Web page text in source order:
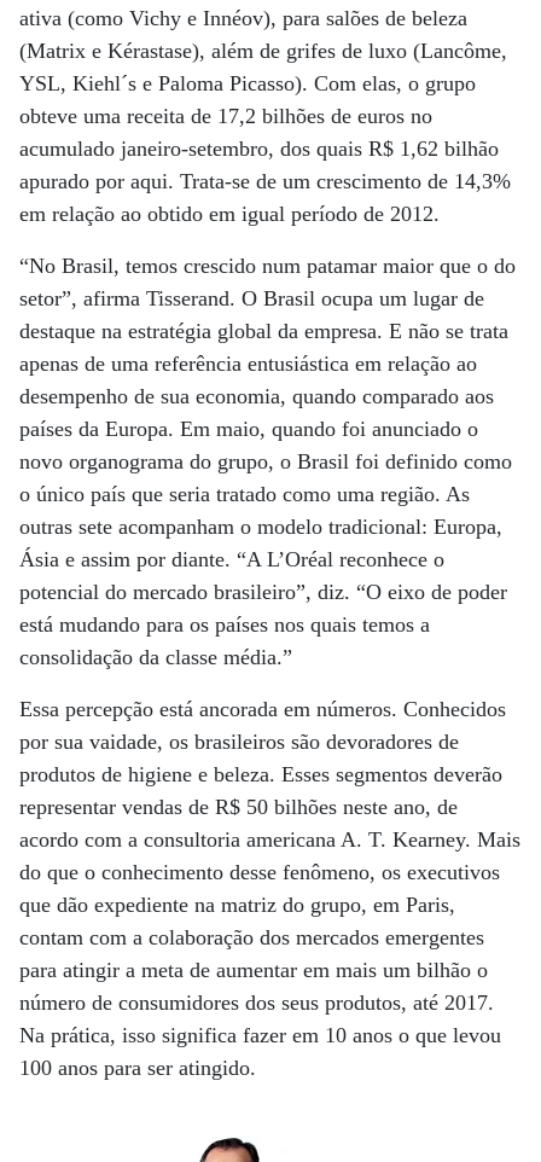
ativa (como Vichy e Innéov), para salões de beleza
(Matrix e Kérastase), além de grifes de luxo (Lancôme,
YSL, Kiehl´s e Paloma Picasso). Com elas, o grupo
obteve uma receita de 17,2 bilhões de euros no
acumulado janeiro-setembro, dos quais R$ 1,62 bilhão
apurado por aqui. Trata-se de um crescimento de 14,3%
em relação ao obtido em igual período de 2012.
“No Brasil, temos crescido num patamar maior que o do
setor”, afirma Tisserand. O Brasil ocupa um lugar de
destaque na estratégia global da empresa. E não se trata
apenas de uma referência entusiástica em relação ao
desempenho de sua economia, quando comparado aos
países da Europa. Em maio, quando foi anunciado o
novo organograma do grupo, o Brasil foi definido como
o único país que seria tratado como uma região. As
outras sete acompanham o modelo tradicional: Europa,
Ásia e assim por diante. “A L’Oréal reconhece o
potencial do mercado brasileiro”, diz. “O eixo de poder
está mudando para os países nos quais temos a
consolidação da classe média.”
Essa percepção está ancorada em números. Conhecidos
por sua vaidade, os brasileiros são devoradores de
produtos de higiene e beleza. Esses segmentos deverão
representar vendas de R$ 50 bilhões neste ano, de
acordo com a consultoria americana A. T. Kearney. Mais
do que o conhecimento desse fenômeno, os executivos
que dão expediente na matriz do grupo, em Paris,
contam com a colaboração dos mercados emergentes
para atingir a meta de aumentar em mais um bilhão o
número de consumidores dos seus produtos, até 2017.
Na prática, isso significa fazer em 10 anos o que levou
100 anos para ser atingido.